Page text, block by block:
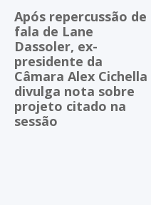
Após repercussão de
fala de Lane
Dassoler, ex-
presidente da
Câmara Alex Cichella
divulga nota sobre
projeto citado na
sessão